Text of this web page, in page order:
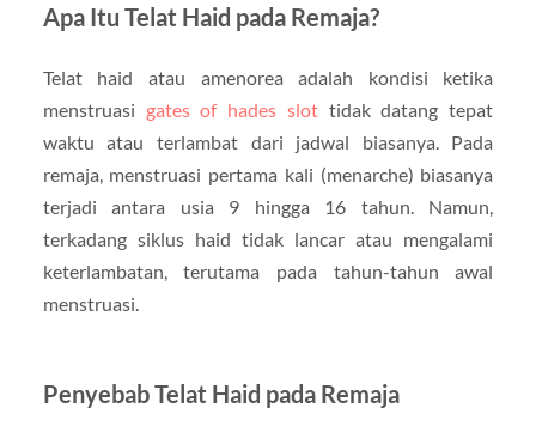
Apa Itu Telat Haid pada Remaja?
Telat haid atau amenorea adalah kondisi ketika
menstruasi gates of hades slottidak datang tepat
waktu atau terlambat dari jadwal biasanya. Pada
remaja, menstruasi pertama kali (menarche) biasanya
terjadi antara usia 9 hingga 16 tahun. Namun,
terkadang siklus haid tidak lancar atau mengalami
keterlambatan, terutama pada tahun-tahun awal
menstruasi.
Penyebab Telat Haid pada Remaja